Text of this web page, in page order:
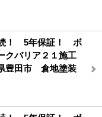
！ 5年保証！ ボ
クバリア２１施工
豊田市 倉地塗装